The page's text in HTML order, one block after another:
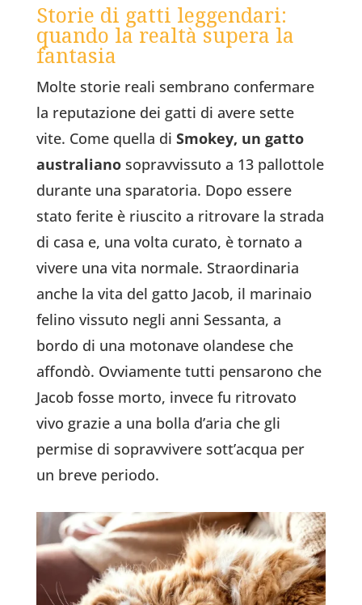
Storie di gatti leggendari:
quando la realtà supera la
fantasia
Molte storie reali sembrano confermare
la reputazione dei gatti di avere sette
vite. Come quella di Smokey, un gatto
australianosopravvissuto a 13 pallottole
durante una sparatoria. Dopo essere
stato ferite è riuscito a ritrovare la strada
di casa e, una volta curato, è tornato a
vivere una vita normale. Straordinaria
anche la vita del gatto Jacob, il marinaio
felino vissuto negli anni Sessanta, a
bordo di una motonave olandese che
affondò. Ovviamente tutti pensarono che
Jacob fosse morto, invece fu ritrovato
vivo grazie a una bolla d’aria che gli
permise di sopravvivere sott’acqua per
un breve periodo.